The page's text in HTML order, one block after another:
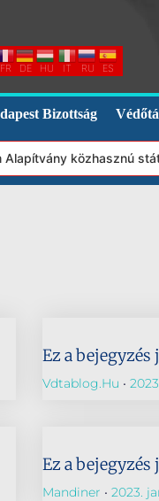
FR DE HU IT RU ES
Bizottság
közhasznú
Ez a
Vdtablog.hu
Ez a
Mandiner 2023.